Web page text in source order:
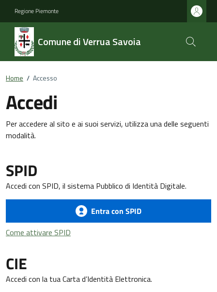
Regione Piemonte
Comune di Verrua Savoia
Home / Accesso
Accedi
Per accedere al sito e ai suoi servizi, utilizza una delle seguenti
modalità.
SPID
Accedi con SPID, il sistema Pubblico di Identità Digitale.
Entra con SPID
Come attivare SPID
CIE
Accedi con la tua Carta d’Identità Elettronica.